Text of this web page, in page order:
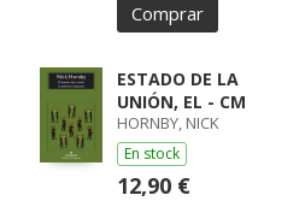
Comprar
ESTADO DE LA
UNIÓN, EL - CM
HORNBY, NICK
En stock
12,90 €